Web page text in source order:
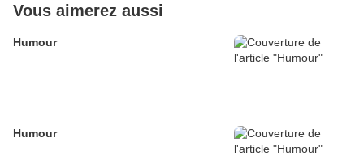
Vous aimerez aussi
Humour
Humour